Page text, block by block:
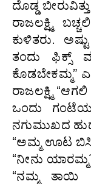
ದೊಡ್ಡ
ರಾಜಲಕ್ಷ್ಮಿ
ಕುಳಿತರು.
ತಂದು ಫಿಕ್ಸ್
ಕೊಡಬೇಕಮ್ಮ”
ರಾಜಲಕ್ಷ್ಮಿ
ಒಂದು ಗಂಟೆಯ
ನಗುಮುಖದ
“ಅಮ್ಮ ಊಟ
“ನೀನು
“ನಮ್ಮ ತಾಯಿ